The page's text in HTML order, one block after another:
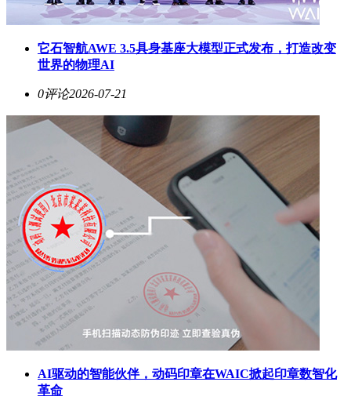
它石智航AWE 3.5具身基座大模型正式发布，打造改变
世界的物理AI
0评论2026-07-21
AI驱动的智能伙伴，动码印章在WAIC掀起印章数智化
革命